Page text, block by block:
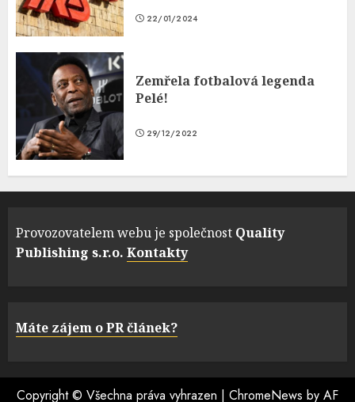
22/01/2024
Zemřela fotbalová legenda
Pelé!
29/12/2022
Provozovatelem webu je společnost Quality
Publishing s.r.o. Kontakty
Máte zájem o PR článek?
Copyright © Všechna práva vyhrazen | ChromeNews by AF